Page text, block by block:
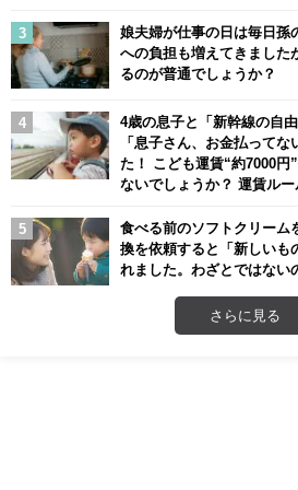
娘夫婦が仕事の日は毎日孫
への負担も増えてきました
るのが普通でしょうか？
4歳の息子と「新幹線の自
「息子さん、お金払って
た！ こども運賃“約7000円
ないでしょうか？ 運賃ルー
食べる前のソフトクリーム
換を依頼すると「新しいも
れました。わざとではない
さらに見る